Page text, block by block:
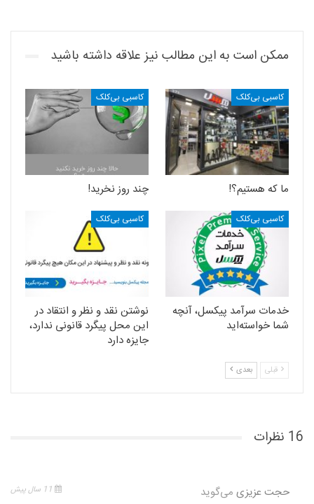
ممکن است به این مطالب نیز علاقه داشته باشید
کاسبی بی‌کلک
ما که هستیم؟!
کاسبی بی‌کلک
چند روز نخرید!
کاسبی بی‌کلک
خدمات سرآمد پیکسل، آنچه
شما خواسته‌اید
کاسبی بی‌کلک
نوشتن نقد و نظر و انتقاد در
این محل پیگرد قانونی ندارد،
جایزه دارد
قبلی بعدی
16 نظرات
حجت عزیزی می‌گوید